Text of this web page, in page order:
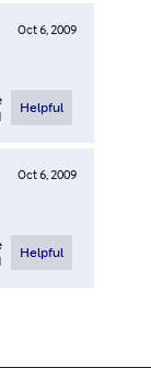
Oct 6, 2009
Helpful
Oct 6, 2009
Helpful